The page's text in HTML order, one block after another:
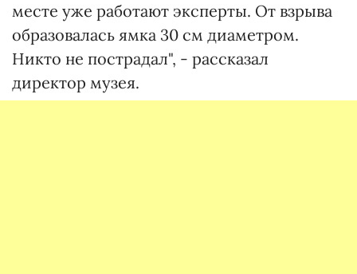
месте уже работают эксперты. От взрыва
образовалась ямка 30 см диаметром.
Никто не пострадал", - рассказал
директор музея.